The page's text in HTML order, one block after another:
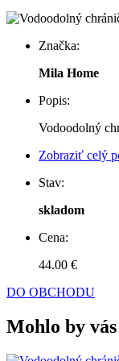
Značka:
Mila Home
Popis:
Vodoodolný
Zobraziť celý
Stav:
skladom
Cena:
44.00 €
DO OBCHODU
Mohlo by